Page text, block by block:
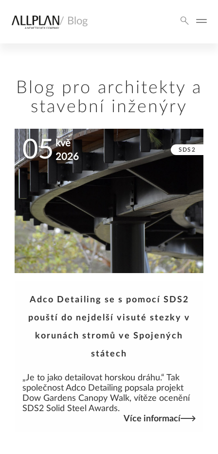
/ Blog
Blog pro architekty a
stavební inženýry
05 kvě
2026
SDS2
Adco Detailing se s pomocí SDS2
pouští do nejdelší visuté stezky v
korunách stromů ve Spojených
státech
„Je to jako detailovat horskou dráhu.“ Tak
společnost Adco Detailing popsala projekt
Dow Gardens Canopy Walk, vítěze ocenění
SDS2 Solid Steel Awards.
Více informací